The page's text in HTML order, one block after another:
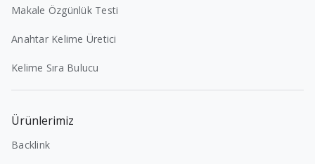
Makale Özgünlük Testi
Anahtar Kelime Üretici
Kelime Sıra Bulucu
Ürünlerimiz
Backlink